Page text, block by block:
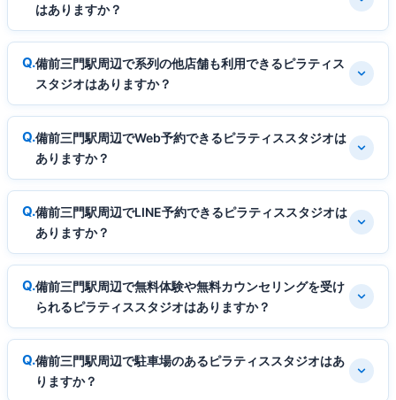
はありますか？
備前三門駅周辺で系列の他店舗も利用できるピラティス
スタジオはありますか？
備前三門駅周辺でWeb予約できるピラティススタジオは
ありますか？
備前三門駅周辺でLINE予約できるピラティススタジオは
ありますか？
備前三門駅周辺で無料体験や無料カウンセリングを受け
られるピラティススタジオはありますか？
備前三門駅周辺で駐車場のあるピラティススタジオはあ
りますか？